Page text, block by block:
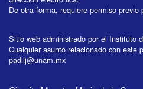
De otra forma, requiere permiso
Sitio web administrado por el Instituto
Cualquier asunto relacionado con este
padiij@unam.mx